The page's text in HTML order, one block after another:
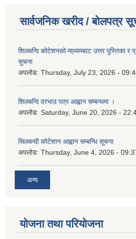
सार्वजनिक खरीद / बोलपत्र
शिलबन्दि कोटेशनको मा्ध्यमबाट उत्तर पुस्तिका र
सुचना
अपलोड: Thursday, July 23, 2026 -
शिलबन्दि दरभाउ पत्र आह्वान सम्बन्धमा ।
अपलोड: Saturday, June 20, 2026 -
सिलबन्दी कोटेशान आह्वान सम्बन्धि सूचना
अपलोड: Thursday, June 4, 2026 -
अन्य
योजना तथा परियोजना